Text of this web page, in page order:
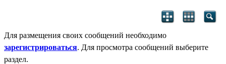
Для размещения своих сообщений необходимо
зарегистрироваться. Для просмотра сообщений выберите
раздел.